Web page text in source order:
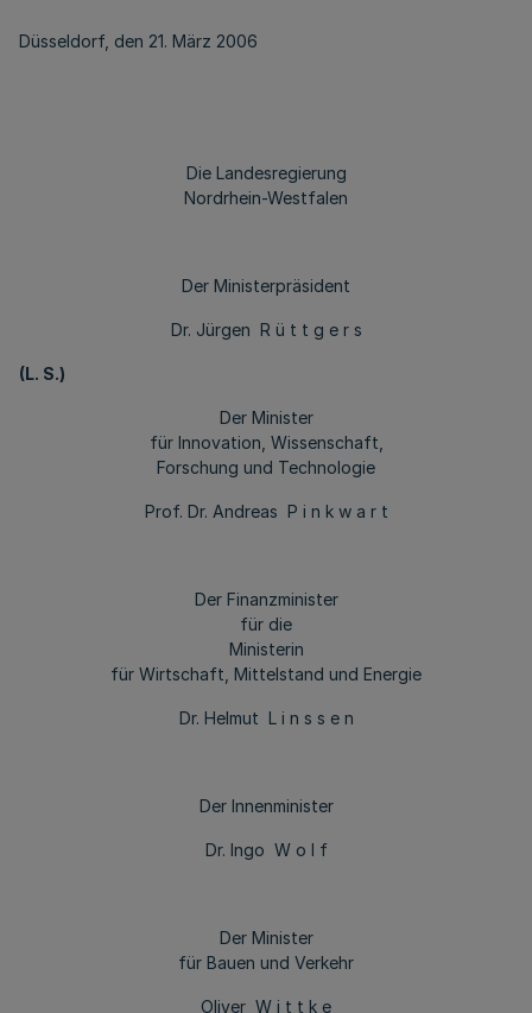
Düsseldorf, den 21. März 2006
Die Landesregierung
Nordrhein-Westfalen
Der Ministerpräsident
Dr. Jürgen R ü t t g e r s
(L. S.)
Der Minister
für Innovation, Wissenschaft,
Forschung und Technologie
Prof. Dr. Andreas P i n k w a r t
Der Finanzminister
für die
Ministerin
für Wirtschaft, Mittelstand und Energie
Dr. Helmut L i n s s e n
Der Innenminister
Dr. Ingo W o l f
Der Minister
für Bauen und Verkehr
Oliver W i t t k e